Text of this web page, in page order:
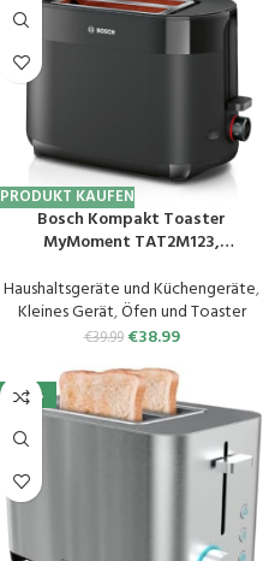
PRODUKT KAUFEN
Bosch Kompakt Toaster
MyMoment TAT2M123,
mit Auftaufunktion, mit
Abschaltautomatik, Liftfunktion,
Brotzentrierung, perfekt für 2
matt
Haushaltsgeräte und Küchengeräte,
Kleines Gerät,Öfen und Toaster
€39.99 €38.99
-24%